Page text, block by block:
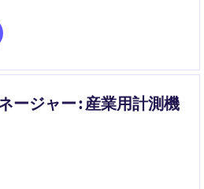
ージャー : 産業用計測機